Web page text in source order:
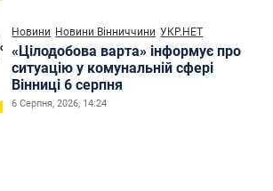
Новини Новини Вінниччини УКР.НЕТ
«Цілодобова варта» інформує про
ситуацію у комунальній сфері
Вінниці 6 серпня
6 Серпня, 2026, 14:24